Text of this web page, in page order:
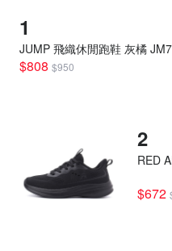
1
JUMP 飛織休閒跑鞋 灰橘
$808 $950
2
RED
$672